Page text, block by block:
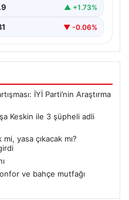
▲ +1.73%
▼ -0.06%
İYİ Parti’nin Araştırma
Keskin ile 3 şüpheli adli
yasa çıkacak mı?
ve bahçe mutfağı